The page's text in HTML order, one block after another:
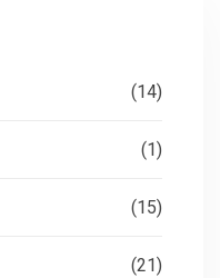
(14)
(1)
(15)
(21)